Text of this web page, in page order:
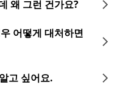
왜 그런 건가요?
어떻게 대처하면
고 싶어요.